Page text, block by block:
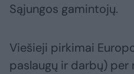
Sąjungos gamintojų.
Viešieji pirkimai
paslaugų ir darbų) per